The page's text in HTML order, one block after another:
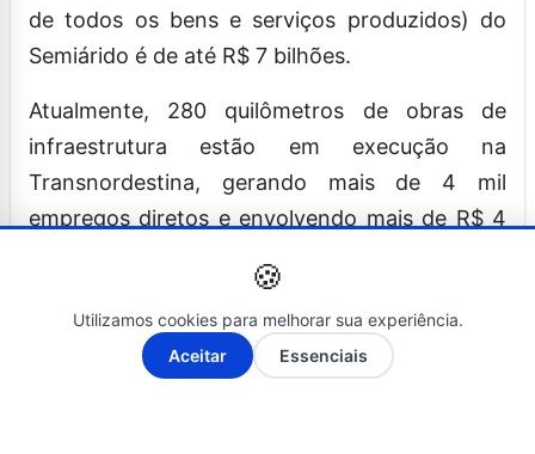
de todos os bens e serviços produzidos) do
Semiárido é de até R$ 7 bilhões.
Atualmente, 280 quilômetros de obras de
infraestrutura estão em execução na
Transnordestina, gerando mais de 4 mil
empregos diretos e envolvendo mais de R$ 4
ferrovia tem 1.209 quilômetros de extensão e
passa por 53 municípios; de Eliseu Martins, no
Piauí, vai até o Porto do Pecém, no Ceará,
A- A+
🍪
Utilizamos cookies para melhorar sua experiência.
Aceitar
Essenciais